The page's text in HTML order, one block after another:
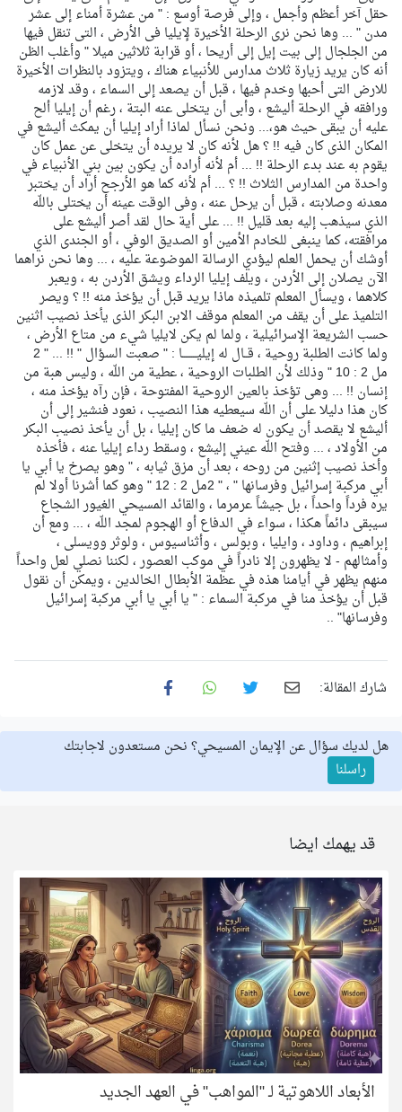
حقل آخر أعظم وأجمل ، وإلى فرصة أوسع : " من عشرة أمناء إلى عشر
مدن " ... وها نحن نرى الرحلة الأخيرة لإيليا فى الأرض ، التى تنقل فيها
من الجلجال إلى بيت إيل إلى أريحا ، أو قرابة ثلاثين ميلا " وأغلب الظن
أنه كان يريد زيارة ثلاث مدارس للأنبياء هناك ، ويتزود بالنظرات الأخيرة
للارض التى أحبها وخدم فيها ، قبل أن يصعد إلى السماء ، وقد لازمه
ورافقه في الرحلة أليشع ، وأبى أن يتخلى عنه البتة ، رغم أن إيليا ألح
عليه أن يبقى حيث هو،... ونحن نسأل لماذا أراد إيليا أن يمكث أليشع في
المكان الذى كان فيه !! ؟ هل لأنه كان لا يريده أن يتخلى عن عمل كان
يقوم به عند بدء الرحلة !! ... أم لأنه أراده أن يكون بين بني الأنبياء في
واحدة من المدارس الثلاث !! ؟ ... أم لأنه كما هو الأرجح أراد أن يختبر
معدنه وصلابته ، قبل أن يرحل عنه ، وفى الوقت عينه أن يختلى باللّه
الذي سيذهب إليه بعد قليل !! ... على أية حال لقد أصر أليشع على
مرافقته، كما ينبغى للخادم الأمين أو الصديق الوفي ، أو الجندى الذي
أوشك أن يحمل العلم ليؤدي الرسالة الموضوعة عليه ، ... وها نحن نراهما
الآن يصلان إلى الأردن ، ويلف إيليا الرداء ويشق الأردن به ، ويعبر
كلاهما ، ويسأل المعلم تلميذه ماذا يريد قبل أن يؤخذ منه !! ؟ ويصر
التلميذ على أن يقف من المعلم موقف الابن البكر الذى يأخذ نصيب اثنين
حسب الشريعة الإسرائيلية ، ولما لم يكن لايليا شيء من متاع الأرض ،
ولما كانت الطلبة روحية ، قــال له إيليــــــــا : " صعبت السؤال " !! ... " 2
مل 2 : 10 " وذلك لأن الطلبات الروحية ، عطية من اللّه ، وليس هبة من
إنسان !! ... وهى تؤخذ بالعين الروحية المفتوحة ، فإن رآه يؤخذ منه ،
كان هذا دليلا على أن اللّه سيعطيه هذا النصيب ، نعود فنشير إلى أن
أليشع لا يقصد أن يكون له ضعف ما كان إيليا ، بل أن يأخذ نصيب البكر
من الأولاد ، ... وفتح اللّه عيني إليشع ، وسقط رداء إيليا عنه ، فأخذه
وأخذ نصيب إثنين من روحه ، بعد أن مزق ثيابه ، " وهو يصرخ يا أبي يا
أبي مركبة إسرائيل وفرسانها " ، " 2مل 2 : 12 " وهو كما أشرنا أولا لم
يره فرداً واحداً ، بل جيشاً عرمرما ، والقائد المسيحي الغيور الشجاع
سيبقى دائماً هكذا ، سواء في الدفاع أو الهجوم لمجد اللّه ، ... ومع أن
إبراهيم ، وداود ، وايليا ، وبولس ، وأثناسيوس ، ولوثر وويسلى ،
وأمثالهم - لا يظهرون إلا نادراً في موكب العصور ، لكننا نصلي لعل واحداً
منهم يظهر في أيامنا هذه في عظمة الأبطال الخالدين ، ويمكن أن نقول
قبل أن يؤخذ منا في مركبة السماء : " يا أبي يا أبي مركبة إسرائيل
وفرسانها" ..
شارك المقالة:
هل لديك سؤال عن الإيمان المسيحي؟ نحن مستعدون لاجابتك
راسلنا
قد يهمك ايضا
الأبعاد اللاهوتية لـ "المواهب" في العهد الجديد